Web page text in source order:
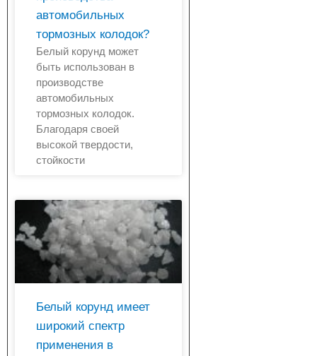
автомобильных
тормозных колодок?
Белый корунд может
быть использован в
производстве
автомобильных
тормозных колодок.
Благодаря своей
высокой твердости,
стойкости
Белый корунд имеет
широкий спектр
применения в